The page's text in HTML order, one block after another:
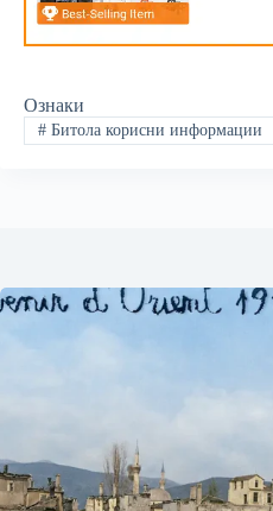
Ознаки
#Битола корисни информации